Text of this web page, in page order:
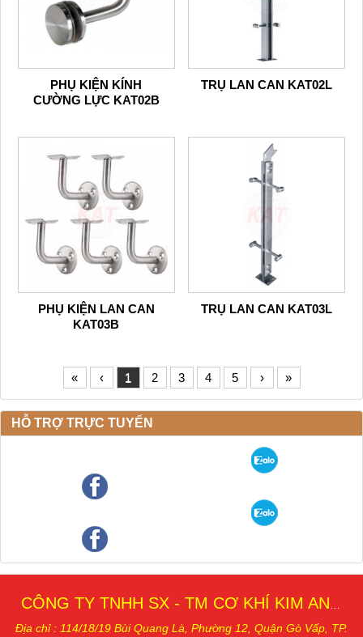
PHỤ KIỆN KÍNH
CƯỜNG LỰC KAT02B
TRỤ LAN CAN KAT02L
PHỤ KIỆN LAN CAN
KAT03B
TRỤ LAN CAN KAT03L
« ‹ 1 2 3 4 5 › »
HỖ TRỢ TRỰC TUYẾN
CÔNG TY TNHH SX - TM CƠ KHÍ KIM AN THÁI
Địa chỉ : 114/18/19 Bùi Quang Là, Phường 12, Quận Gò Vấp, TP.